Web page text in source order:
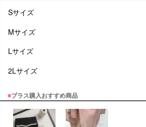
Sサイズ
Mサイズ
Lサイズ
2Lサイズ
■プラス購入おすすめ商品